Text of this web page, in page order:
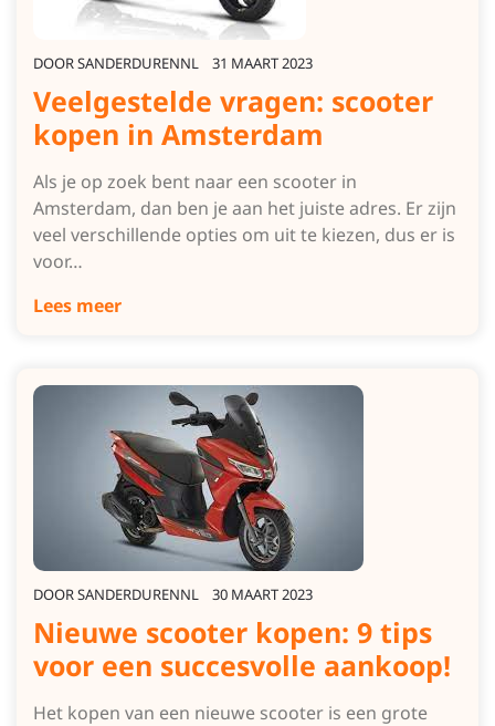
DOORSANDERDURENNL 31 MAART 2023
Veelgestelde vragen: scooter
kopen in Amsterdam
Als je op zoek bent naar een scooter in
Amsterdam, dan ben je aan het juiste adres. Er zijn
veel verschillende opties om uit te kiezen, dus er is
voor…
Lees meer
DOORSANDERDURENNL 30 MAART 2023
Nieuwe scooter kopen: 9 tips
voor een succesvolle aankoop!
Het kopen van een nieuwe scooter is een grote